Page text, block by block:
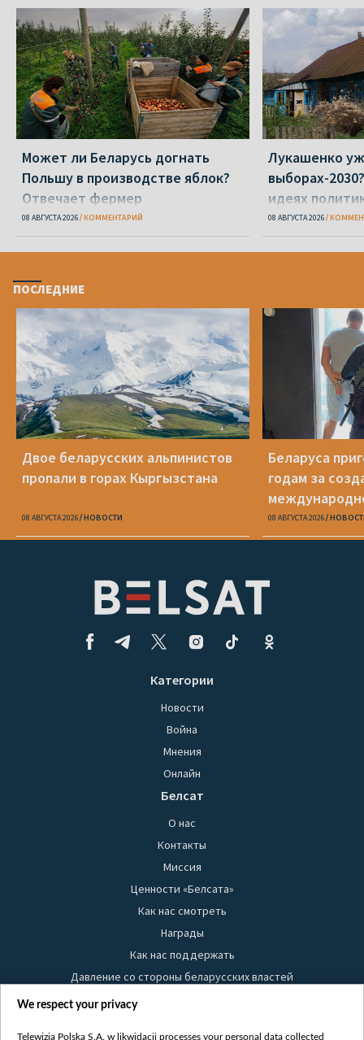
Может ли Беларусь догнать
Польшу в производстве яблок?
Отвечает фермер
08 АВГУСТА 2026 КОММЕНТАРИЙ
Лукашенко
выборах-
идеях
08 АВГУСТА 2026
ПОСЛЕДНИЕ
Двое беларусских альпинистов
пропали в горах Кыргызстана
08 АВГУСТА 2026 НОВОСТИ
Беларуса
годам за
08 АВГУСТА 2026
Категории
Новости
Война
Мнения
Онлайн
Белсат
О нас
Контакты
Миссия
Ценности «Белсата»
Как нас смотреть
Награды
Как нас поддержать
Давление со стороны беларусских властей
Правила использования материалов
We respect your privacy
Telewizja Polska S.A. w likwidacji processes your personal data collected